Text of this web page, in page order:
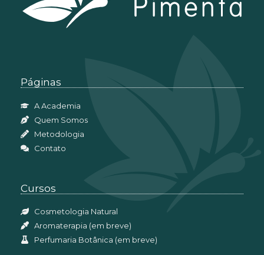
Páginas
A Academia
Quem Somos
Metodologia
Contato
Cursos
Cosmetologia Natural
Aromaterapia (em breve)
Perfumaria Botânica (em breve)